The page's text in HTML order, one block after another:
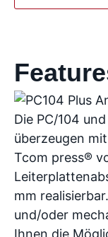
Die PC/104
überzeugen
Tcom press®
mm
und/oder
Ihnen die